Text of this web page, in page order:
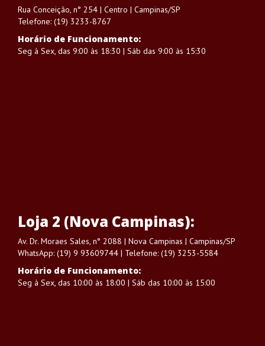
Rua Conceição, n° 254 | Centro | Campinas/SP
Telefone: (19) 3233-8767
Horário de Funcionamento:
Seg à Sex, das 9:00 às 18:30 | Sáb das 9:00 às 15:30
Loja 2 (Nova Campinas):
Av. Dr. Moraes Sales, n° 2088 | Nova Campinas | Campinas/SP
WhatsApp: (19) 9 93609744 | Telefone: (19) 3253-5584
Horário de Funcionamento:
Seg à Sex, das 10:00 às 18:00 | Sáb das 10:00 às 15:00